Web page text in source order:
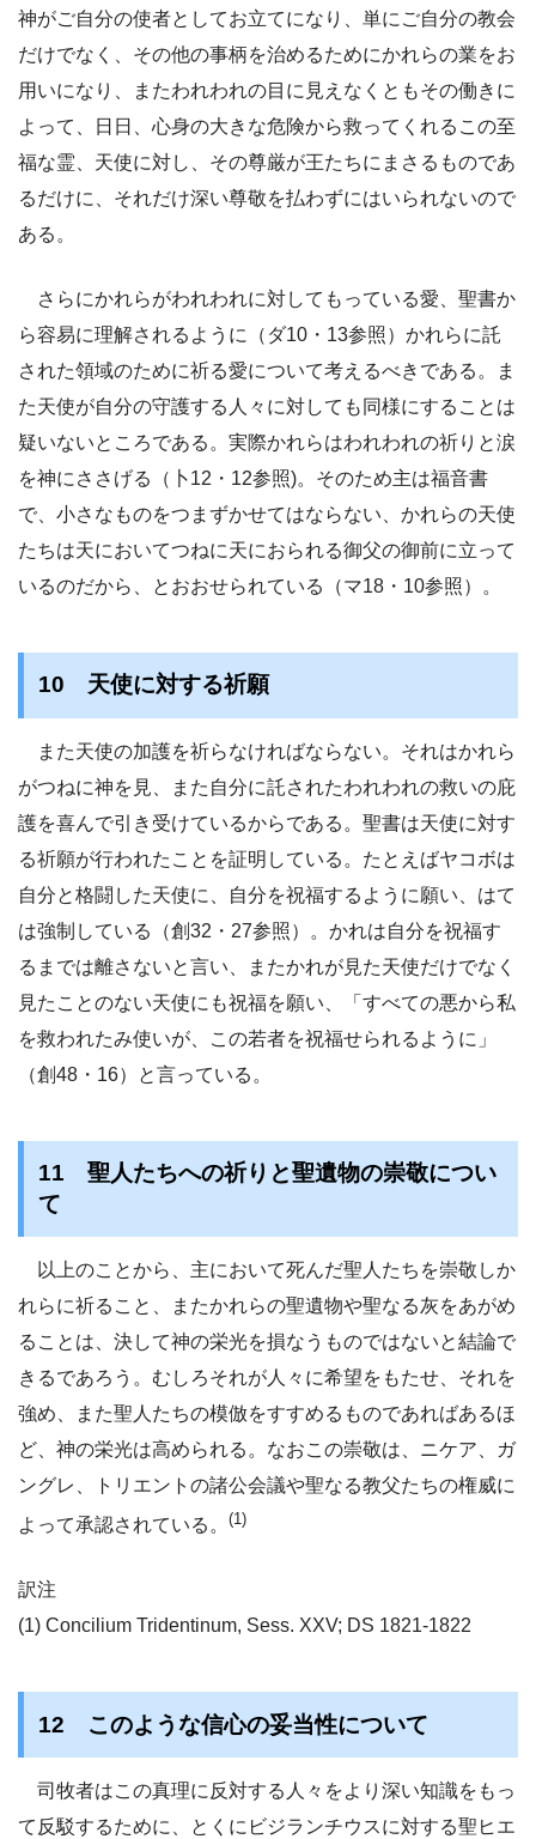
神がご自分の使者としてお立てになり、単にご自分の教会
だけでなく、その他の事柄を治めるためにかれらの業をお
用いになり、またわれわれの目に見えなくともその働きに
よって、日日、心身の大きな危険から救ってくれるこの至
福な霊、天使に対し、その尊厳が王たちにまさるものであ
るだけに、それだけ深い尊敬を払わずにはいられないので
ある。
さらにかれらがわれわれに対してもっている愛、聖書か
ら容易に理解されるように（ダ10・13参照）かれらに託
された領域のために祈る愛について考えるべきである。ま
た天使が自分の守護する人々に対しても同様にすることは
疑いないところである。実際かれらはわれわれの祈りと涙
を神にささげる（卜12・12参照)。そのため主は福音書
で、小さなものをつまずかせてはならない、かれらの天使
たちは天においてつねに天におられる御父の御前に立って
いるのだから、とおおせられている（マ18・10参照）。
10 天使に対する祈願
また天使の加護を祈らなければならない。それはかれら
がつねに神を見、また自分に託されたわれわれの救いの庇
護を喜んで引き受けているからである。聖書は天使に対す
る祈願が行われたことを証明している。たとえばヤコボは
自分と格闘した天使に、自分を祝福するように願い、はて
は強制している（創32・27参照）。かれは自分を祝福す
るまでは離さないと言い、またかれが見た天使だけでなく
見たことのない天使にも祝福を願い、「すべての悪から私
を救われたみ使いが、この若者を祝福せられるように」
（創48・16）と言っている。
11 聖人たちへの祈りと聖遺物の崇敬につい
て
以上のことから、主において死んだ聖人たちを崇敬しか
れらに祈ること、またかれらの聖遺物や聖なる灰をあがめ
ることは、決して神の栄光を損なうものではないと結論で
きるであろう。むしろそれが人々に希望をもたせ、それを
強め、また聖人たちの模倣をすすめるものであればあるほ
ど、神の栄光は高められる。なおこの崇敬は、ニケア、ガ
ングレ、トリエントの諸公会議や聖なる教父たちの権威に
よって承認されている。 (1)
訳注
(1) Concilium Tridentinum, Sess. XXV; DS 1821-1822
12 このような信心の妥当性について
司牧者はこの真理に反対する人々をより深い知識をもっ
て反駁するために、とくにビジランチウスに対する聖ヒエ